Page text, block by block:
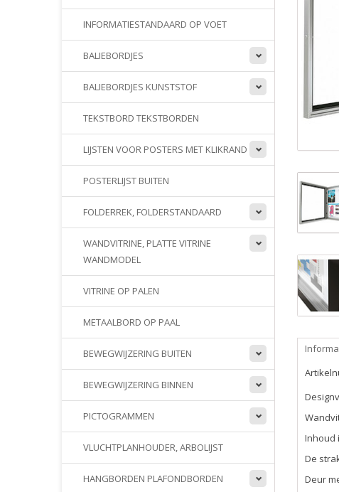
INFORMATIESTANDAARD OP VOET
BALIEBORDJES
BALIEBORDJES KUNSTSTOF
TEKSTBORD TEKSTBORDEN
LIJSTEN VOOR POSTERS MET KLIKRAND
POSTERLIJST BUITEN
FOLDERREK, FOLDERSTANDAARD
WANDVITRINE, PLATTE VITRINE
WANDMODEL
VITRINE OP PALEN
METAALBORD OP PAAL
BEWEGWIJZERING BUITEN
BEWEGWIJZERING BINNEN
PICTOGRAMMEN
VLUCHTPLANHOUDER, ARBOLIJST
HANGBORDEN PLAFONDBORDEN
Inhoud
De
Deur